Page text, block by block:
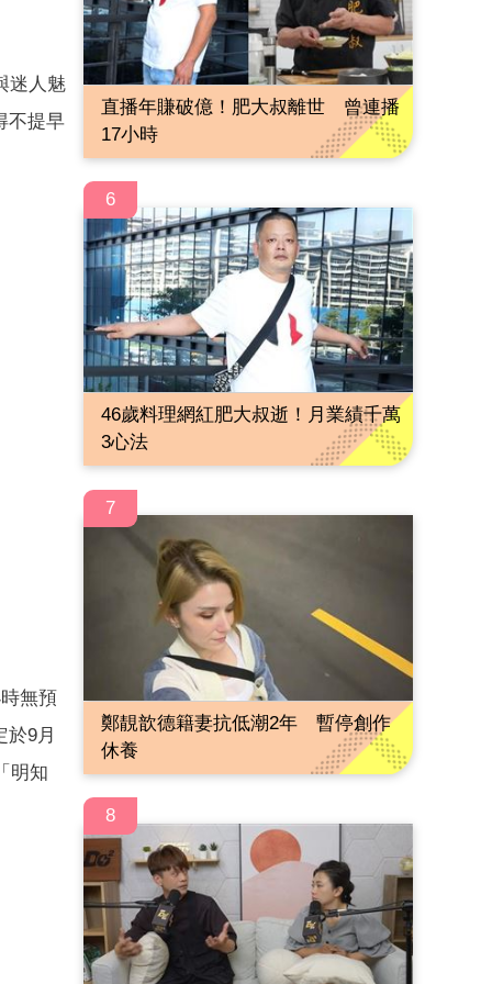
迷人魅
不提早
無預
9月
明知
直播年賺破億！肥大叔離世 曾連播
17小時
6
46歲料理網紅肥大叔逝！月業績千萬
3心法
7
鄭靚歆德籍妻抗低潮2年 暫停創作
休養
8